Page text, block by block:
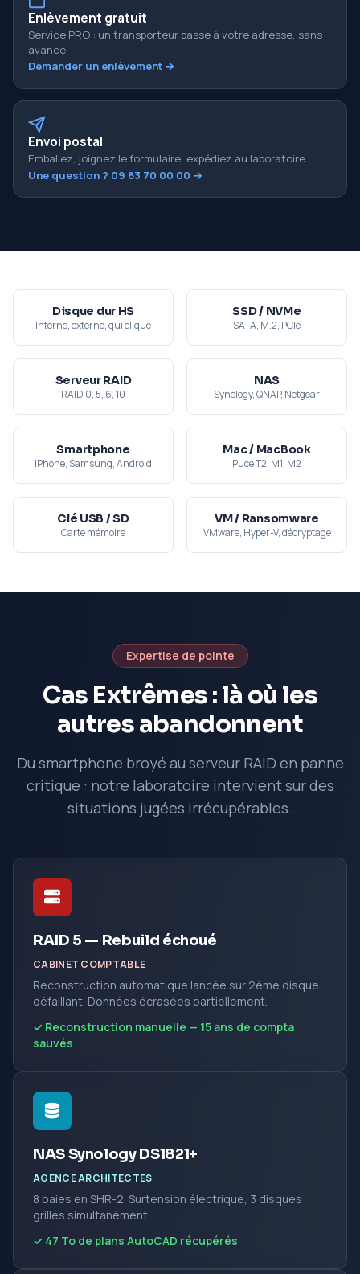
Enlèvement gratuit
Service PRO : un transporteur passe à votre adresse, sans
avance.
Demander un enlèvement →
Envoi postal
Emballez, joignez le formulaire, expédiez au laboratoire.
Une question ? 09 83 70 00 00 →
Disque dur HS
Interne, externe, qui clique
SSD / NVMe
SATA, M.2, PCIe
Serveur RAID
RAID 0, 5, 6, 10
NAS
Synology, QNAP, Netgear
Smartphone
iPhone, Samsung, Android
Mac / MacBook
Puce T2, M1, M2
Clé USB / SD
Carte mémoire
VM / Ransomware
VMware, Hyper-V, décryptage
Expertise de pointe
Cas Extrêmes : là où les
autres abandonnent
Du smartphone broyé au serveur RAID en panne
critique : notre laboratoire intervient sur des
situations jugées irrécupérables.
RAID 5 — Rebuild échoué
CABINET COMPTABLE
Reconstruction automatique lancée sur 2ème disque
défaillant. Données écrasées partiellement.
✓ Reconstruction manuelle — 15 ans de compta
sauvés
NAS Synology DS1821+
AGENCE ARCHITECTES
8 baies en SHR-2. Surtension électrique, 3 disques
grillés simultanément.
✓ 47 To de plans AutoCAD récupérés